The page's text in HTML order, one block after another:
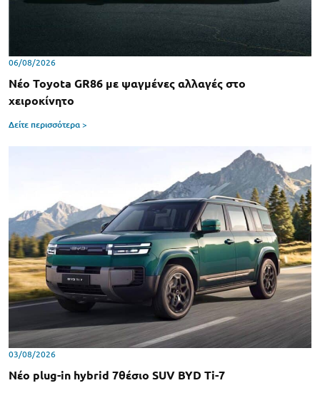
06/08/2026
Νέο Toyota GR86 με ψαγμένες αλλαγές στο
χειροκίνητο
Δείτε περισσότερα >
03/08/2026
Νέο plug-in hybrid 7θέσιο SUV BYD Ti-7